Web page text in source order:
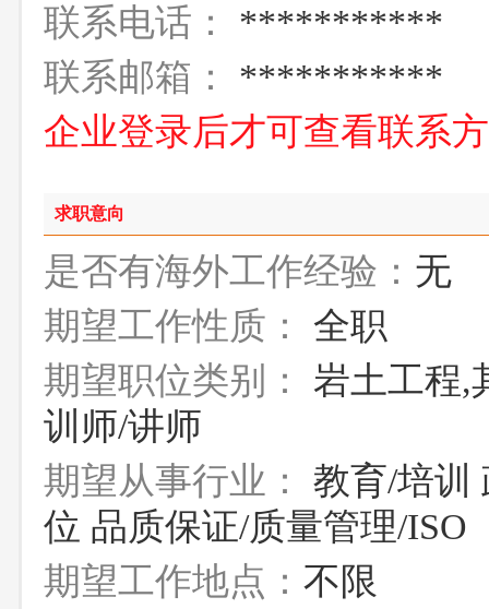
联系电话：
***********
联系邮箱：
***********
企业登录后才可查看联
求职意向
是否有海外工作经验： 无
期望工作性质：
全职
期望职位类别：
岩土工程,
训师/讲师
期望从事行业：
教育/培训
位 品质保证/质量管理/ISO
期望工作地点： 不限